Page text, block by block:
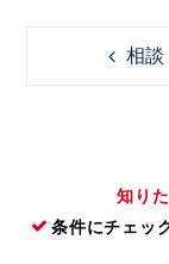
相
知り
条件にチェッ